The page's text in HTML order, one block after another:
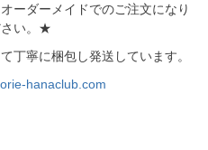
ーダーメイドでのご注文になり
さい。★
丁寧に梱包し発送しています。
hanaclub.com